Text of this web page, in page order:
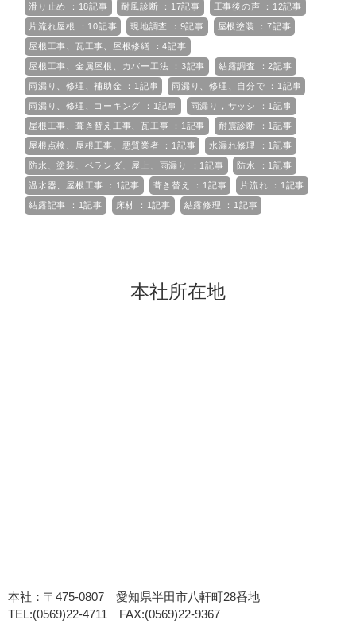
滑り止め ：18記事 耐風診断 ：17記事 工事後の声 ：12記事
片流れ屋根 ：10記事 現地調査 ：9記事 屋根塗装 ：7記事
屋根工事、瓦工事、屋根修繕 ：4記事
屋根工事、金属屋根、カバー工法 ：3記事 結露調査 ：2記事
雨漏り、修理、補助金 ：1記事 雨漏り、修理、自分で ：1記事
雨漏り、修理、コーキング ：1記事 雨漏り，サッシ ：1記事
屋根工事、葺き替え工事、瓦工事 ：1記事 耐震診断 ：1記事
屋根点検、屋根工事、悪質業者 ：1記事 水漏れ修理 ：1記事
防水、塗装、ベランダ、屋上、雨漏り ：1記事 防水 ：1記事
温水器、屋根工事 ：1記事 葺き替え ：1記事 片流れ ：1記事
結露記事 ：1記事 床材 ：1記事 結露修理 ：1記事
本社所在地
本社：〒475-0807 愛知県半田市八軒町28番地
TEL:(0569)22-4711 FAX:(0569)22-9367